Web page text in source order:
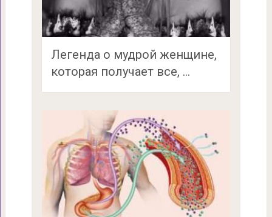
Легенда о мудрой женщине,
которая получает все, …